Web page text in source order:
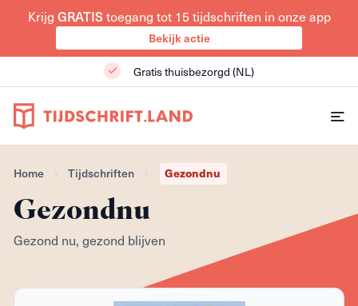
Krijg GRATIStoegang tot 15 tijdschriften in onze app
Bekijk actie
Gratis thuisbezorgd (NL)
Home Tijdschriften Gezondnu
Gezondnu
Gezond nu, gezond blijven